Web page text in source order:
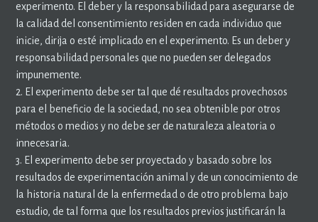
experimento. El deber y la responsabilidad para asegurarse de
la calidad del consentimiento residen en cada individuo que
inicie, dirija o esté implicado en el experimento. Es un deber y
responsabilidad personales que no pueden ser delegados
impunemente.
2. El experimento debe ser tal que dé resultados provechosos
para el beneficio de la sociedad, no sea obtenible por otros
métodos o medios y no debe ser de naturaleza aleatoria o
innecesaria.
3. El experimento debe ser proyectado y basado sobre los
resultados de experimentación animal y de un conocimiento de
la historia natural de la enfermedad o de otro problema bajo
estudio, de tal forma que los resultados previos justificarán la